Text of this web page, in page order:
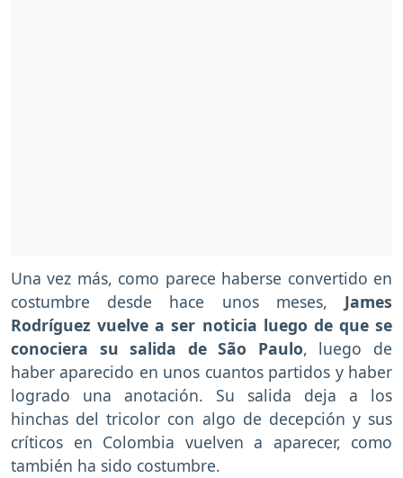
Una vez más, como parece haberse convertido en
costumbre desde hace unos meses, James
Rodríguez vuelve a ser noticia luego de que se
conociera su salida de São Paulo, luego de
haber aparecido en unos cuantos partidos y haber
logrado una anotación. Su salida deja a los
hinchas del tricolor con algo de decepción y sus
críticos en Colombia vuelven a aparecer, como
también ha sido costumbre.